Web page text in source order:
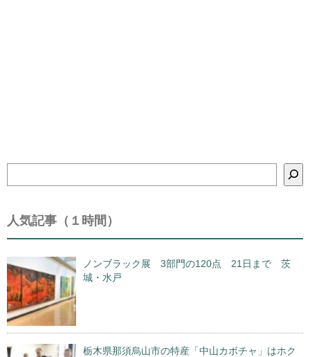
索
人気記事（１時間）
ノンブラック展 3部門の120点 21日まで 茨
城・水戸
栃木県那須烏山市の特産「中山カボチャ」はホク